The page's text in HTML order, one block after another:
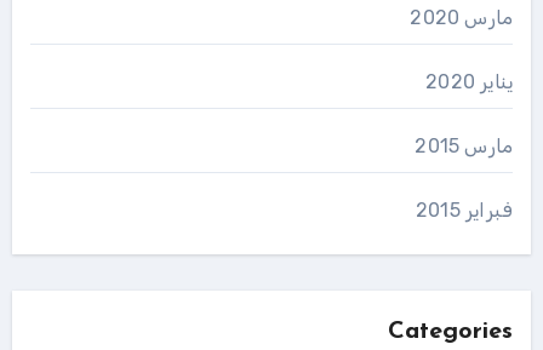
مارس 2020
يناير 2020
مارس 2015
فبراير 2015
Categories